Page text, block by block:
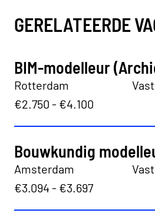
GERELATEERDE
BIM-modelleur
Rotterdam
Vast
€2.750 - €4.100
Bouwkundig
Amsterdam
Vast
€3.094 - €3.697